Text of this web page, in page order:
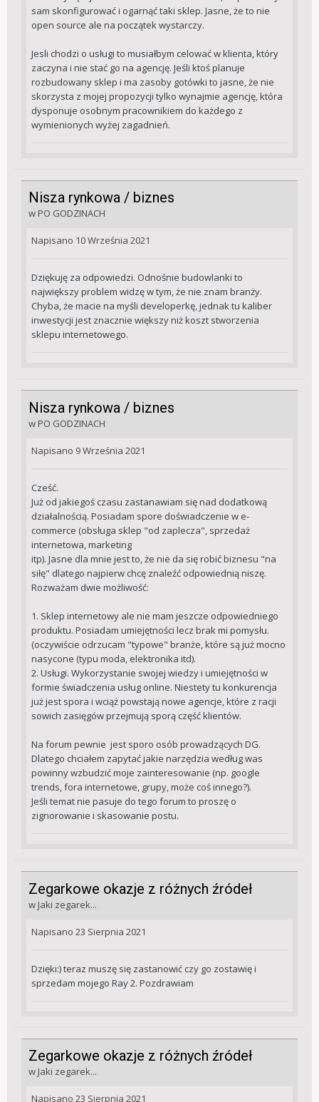
sam skonfigurować i ogarnąć taki sklep. Jasne, że to nie
open source ale na początek wystarczy.
Jesli chodzi o usługi to musiałbym celować w klienta, który
zaczyna i nie stać go na agencję. Jeśli ktoś planuje
rozbudowany sklep i ma zasoby gotówki to jasne, że nie
skorzysta z mojej propozycji tylko wynajmie agencję, która
dysponuje osobnym pracownikiem do każdego z
wymienionych wyżej zagadnień.
Nisza rynkowa / biznes
w PO GODZINACH
Napisano 10 Września 2021
Dziękuję za odpowiedzi. Odnośnie budowlanki to
największy problem widzę w tym, że nie znam branży.
Chyba, że macie na myśli developerkę, jednak tu kaliber
inwestycji jest znacznie większy niż koszt stworzenia
sklepu internetowego.
Nisza rynkowa / biznes
w PO GODZINACH
Napisano 9 Września 2021
Cześć.
Już od jakiegoś czasu zastanawiam się nad dodatkową
działalnością. Posiadam spore doświadczenie w e-
commerce (obsługa sklep "od zaplecza", sprzedaż
internetowa, marketing
itp). Jasne dla mnie jest to, że nie da się robić biznesu "na
siłę" dlatego najpierw chcę znaleźć odpowiednią niszę.
Rozważam dwie możliwość:
1. Sklep internetowy ale nie mam jeszcze odpowiedniego
produktu. Posiadam umiejętności lecz brak mi pomysłu.
(oczywiście odrzucam "typowe" branże, które są już mocno
nasycone (typu moda, elektronika itd).
2. Usługi. Wykorzystanie swojej wiedzy i umiejętności w
formie świadczenia usług online. Niestety tu konkurencja
już jest spora i wciąż powstają nowe agencje, które z racji
sowich zasięgów przejmują sporą część klientów.
Na forum pewnie jest sporo osób prowadzących DG.
Dlatego chciałem zapytać jakie narzędzia według was
powinny wzbudzić moje zainteresowanie (np. google
trends, fora internetowe, grupy, może coś innego?).
Jeśli temat nie pasuje do tego forum to proszę o
zignorowanie i skasowanie postu.
Zegarkowe okazje z różnych źródeł
w Jaki zegarek...
Napisano 23 Sierpnia 2021
Dzięki:) teraz muszę się zastanowić czy go zostawię i
sprzedam mojego Ray 2. Pozdrawiam
Zegarkowe okazje z różnych źródeł
w Jaki zegarek...
Napisano 23 Sierpnia 2021